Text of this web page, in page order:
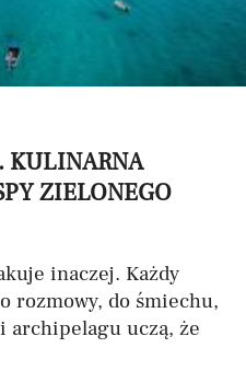
KULINARNA
ZIELONEGO
inaczej. Każdy
rozmowy, do śmiechu,
archipelagu uczą, że